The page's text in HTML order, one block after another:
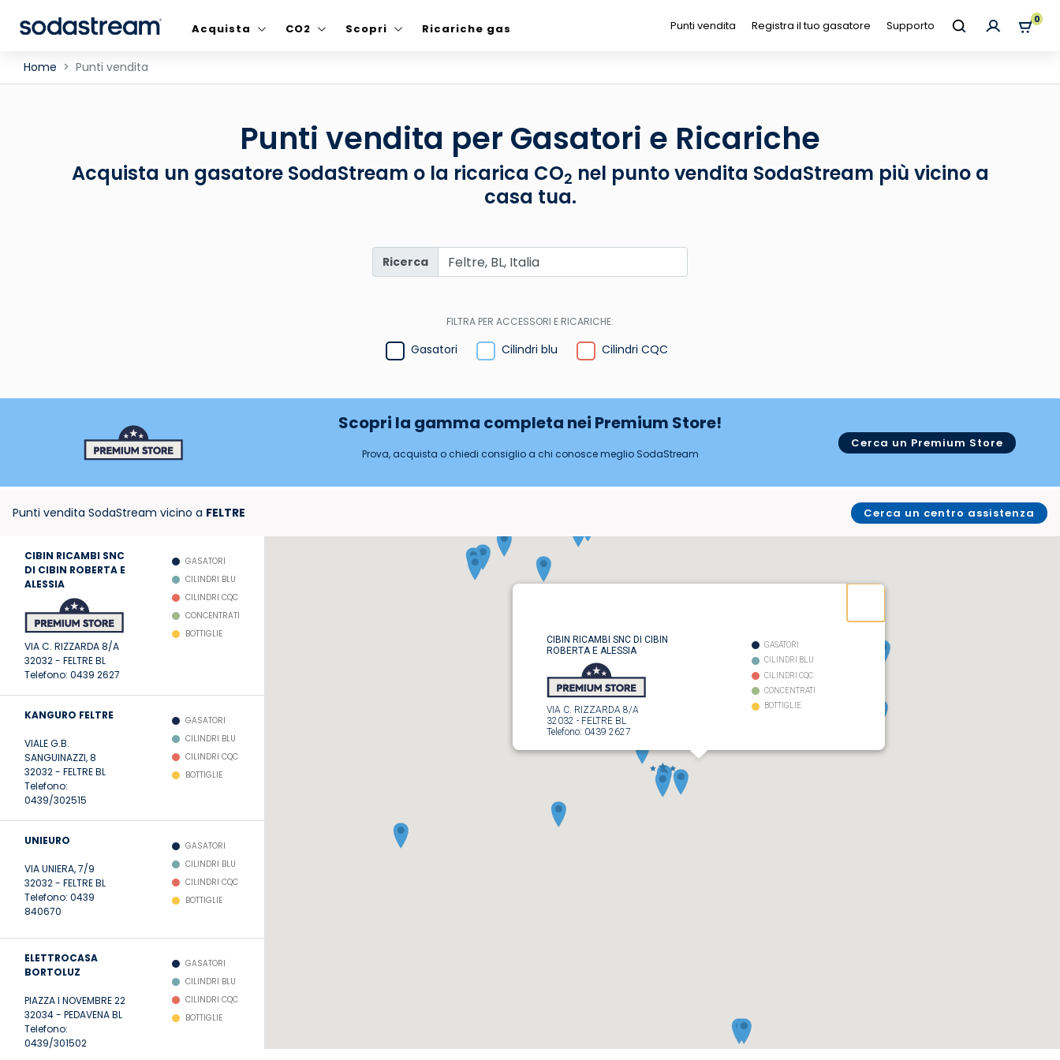
Acquista CO2 Scopri Ricariche gas Punti vendita Registra il tuo gasatore Supporto 0
Home Punti vendita
Punti vendita per Gasatori e Ricariche
Acquista un gasatore SodaStream o la ricarica CO2 nel punto vendita SodaStream più vicino a
casa tua.
Ricerca
FILTRA PER ACCESSORI E RICARICHE:
Gasatori Cilindri blu Cilindri CQC
CIBIN RICAMBI SNC DI CIBIN
ROBERTA E ALESSIA
VIA C. RIZZARDA 8/A
32032 - FELTRE BL
Telefono: 0439 2627
GASATORI
CILINDRI BLU
CILINDRI CQC
CONCENTRATI
BOTTIGLIE
CIBIN RICAMBI SNC
DI CIBIN ROBERTA E
ALESSIA
VIA C. RIZZARDA 8/A
32032- FELTREBL
Telefono: 0439 2627
GASATORI
CILINDRI BLU
CILINDRI CQC
CONCENTRATI
BOTTIGLIE
KANGURO FELTRE
VIALE G.B.
SANGUINAZZI, 8
32032- FELTREBL
Telefono:
0439/302515
GASATORI
CILINDRI BLU
CILINDRI CQC
BOTTIGLIE
UNIEURO
VIA UNIERA, 7/9
32032- FELTREBL
Telefono: 0439
840670
GASATORI
CILINDRI BLU
CILINDRI CQC
BOTTIGLIE
ELETTROCASA
BORTOLUZ
PIAZZA I NOVEMBRE 22
32034- PEDAVENABL
Telefono:
0439/301502
GASATORI
CILINDRI BLU
CILINDRI CQC
BOTTIGLIE
Scopri la gamma completa nei Premium Store!
Prova, acquista o chiedi consiglio a chi conosce meglio SodaStream
Cerca un Premium Store
Punti vendita SodaStream vicino a FELTRE Cerca un centro assistenza